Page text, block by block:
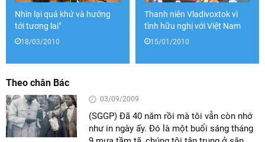
Nhìn lại quá khứ và hướng
tới tương lai"
18/03/2010
Thanh niên Vladivoxtok vì
tình hữu nghị với Việt Nam
15/01/2010
Theo chân Bác
03/09/2009
(SGGP) Đã 40 năm rồi mà tôi vẫn còn nhớ
như in ngày ấy. Đó là một buổi sáng tháng